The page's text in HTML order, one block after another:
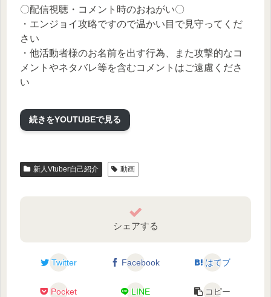
〇配信視聴・コメント時のおねがい〇
・エンジョイ攻略ですので温かい目で見守ってくだ
さい
・他活動者様のお名前を出す行為、また攻撃的なコ
メントやネタバレ等を含むコメントはご遠慮くださ
い
のみ助言いただけると嬉しいです
【新人Vtuber】
続きをYOUTUBEで見る
新人Vtuber自己紹介 動画
シェアする
Twitter Facebook はてブ
Pocket LINE コピー